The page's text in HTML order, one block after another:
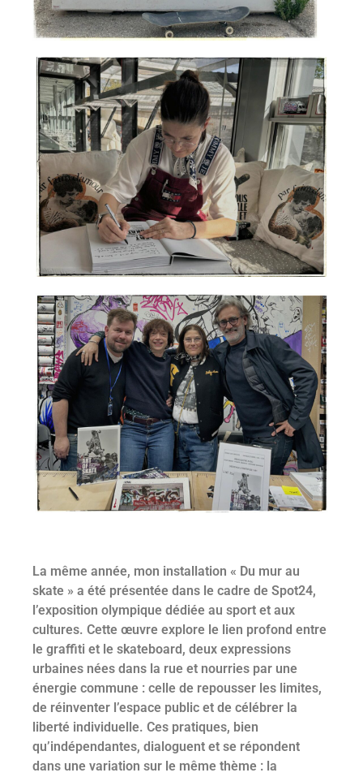
La même année, mon installation « Du mur au
skate » a été présentée dans le cadre de Spot24,
l’exposition olympique dédiée au sport et aux
cultures. Cette œuvre explore le lien profond entre
le graffiti et le skateboard, deux expressions
urbaines nées dans la rue et nourries par une
énergie commune : celle de repousser les limites,
de réinventer l’espace public et de célébrer la
liberté individuelle. Ces pratiques, bien
qu’indépendantes, dialoguent et se répondent
dans une variation sur le même thème : la